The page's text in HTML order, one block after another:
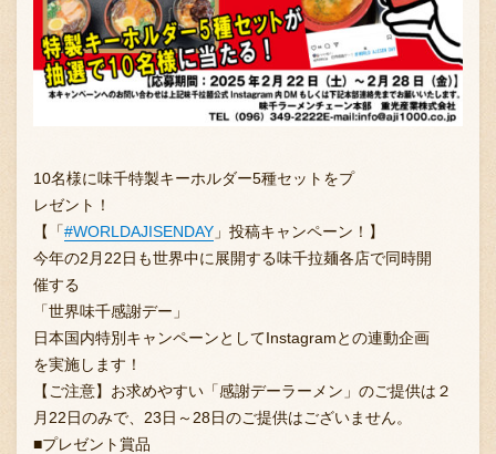
採用情報
10名様に味千特製キーホルダー5種セットをプ
レゼント！
【「#WORLDAJISENDAY 」投稿キャンペーン！】
今年の2月22日も世界中に展開する味千拉麺各店で同時開
催する
「世界味千感謝デー」
日本国内特別キャンペーンとしてInstagramとの連動企画
を実施します！
【ご注意】お求めやすい「感謝デーラーメン」のご提供は２
月22日のみで、23日～28日のご提供はございません。
■プレゼント賞品